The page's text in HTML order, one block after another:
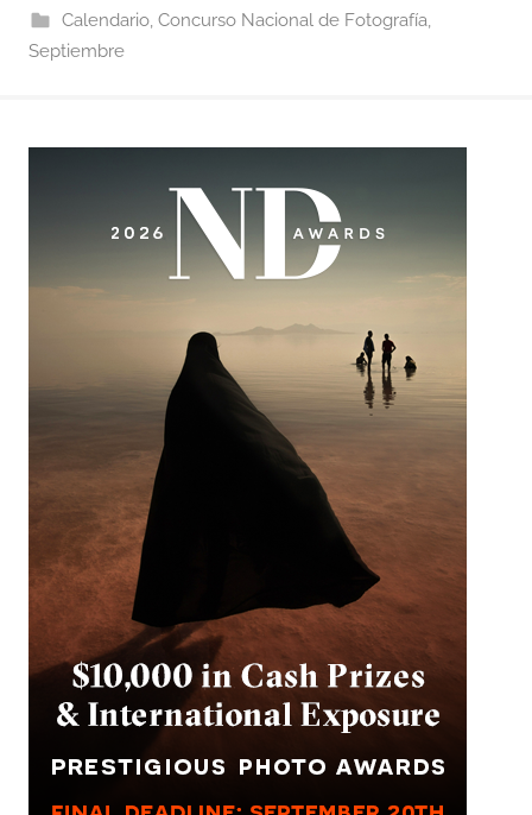
Calendario, Concurso Nacional de Fotografía,
Septiembre